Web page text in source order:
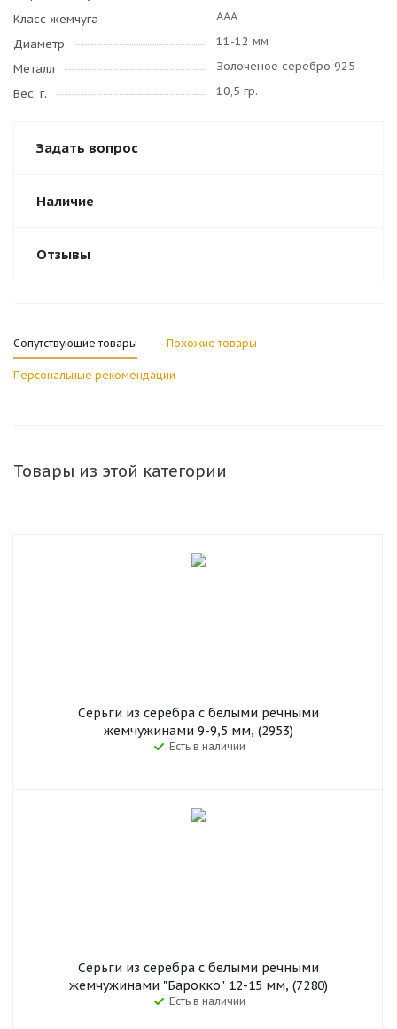
Класс жемчуга
AAA
Диаметр
11-12 мм
Металл
Золоченое серебро 925
Вес, г.
10,5 гр.
Задать вопрос
Наличие
Отзывы
Сопутствующие товары Похожие товары
Персональные рекомендации
Товары из этой категории
Серьги из серебра с белыми речными
жемчужинами 9-9,5 мм, (2953)
Есть в наличии
Серьги из серебра c белыми речными
жемчужинами "Барокко" 12-15 мм, (7280)
Есть в наличии